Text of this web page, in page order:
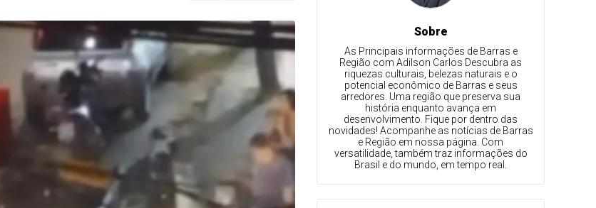
Sobre
As Principais informações de Barras e
Região com Adilson Carlos Descubra as
riquezas culturais, belezas naturais e o
potencial econômico de Barras e seus
arredores. Uma região que preserva sua
história enquanto avança em
desenvolvimento. Fique por dentro das
novidades! Acompanhe as notícias de Barras
e Região em nossa página. Com
versatilidade, também traz informações do
Brasil e do mundo, em tempo real.